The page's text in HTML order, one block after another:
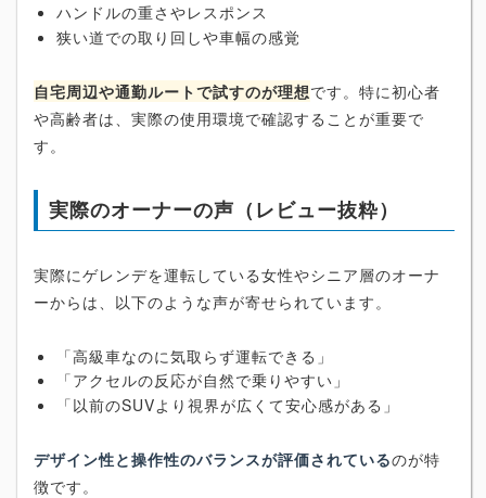
ハンドルの重さやレスポンス
狭い道での取り回しや車幅の感覚
自宅周辺や通勤ルートで試すのが理想です。特に初心者
や高齢者は、実際の使用環境で確認することが重要で
す。
実際のオーナーの声（レビュー抜粋）
実際にゲレンデを運転している女性やシニア層のオーナ
ーからは、以下のような声が寄せられています。
「高級車なのに気取らず運転できる」
「アクセルの反応が自然で乗りやすい」
「以前のSUVより視界が広くて安心感がある」
デザイン性と操作性のバランスが評価されているのが特
徴です。